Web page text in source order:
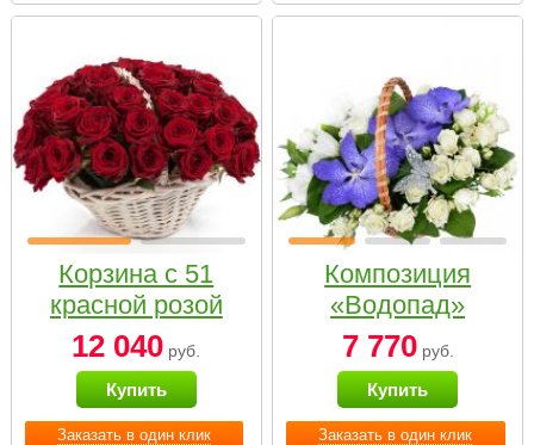
Заказать в один клик
Корзина с 51
красной розой
12 040 руб.
Купить
Заказать в один клик
Композиция
«Водопад»
7 770руб.
Купить